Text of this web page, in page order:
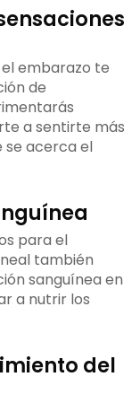
embarazo te
de
a sentirte más
se acerca el
para el
también
sanguínea en
a nutrir los
del